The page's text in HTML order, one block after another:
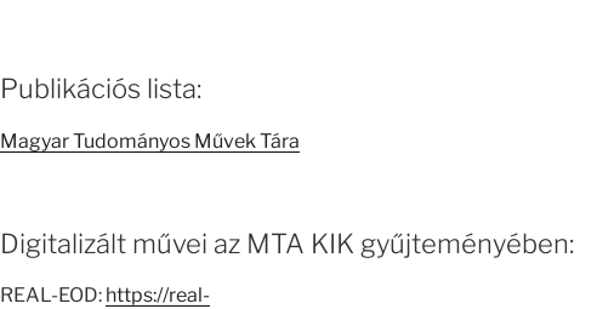
Publikációs lista:
Magyar Tudományos Művek Tára
Digitalizált művei az MTA KIK gyűjteményében:
REAL-EOD: https://real-